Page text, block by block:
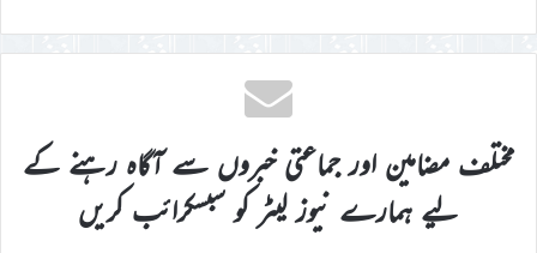
مختلف مضامین اور جماعتی خبروں سے آگاہ رہنے کے
لیے ہمارے نیوز لیٹر کو سبسکرائب کریں